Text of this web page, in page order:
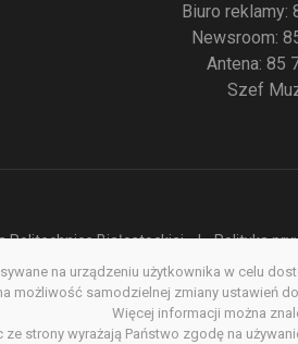
Biuro reklamy:
Newsroom:
Antena: 85
Szef
Politechnice Białostockiej Polityka
Deklaracja dostępności
Redakcja
Copyright @ 2022.
na urządzeniu użytkownika w celu
możliwość samodzielnej zmiany ustawień
Więcej informacji można
ze strony wyrażają Państwo zgodę na